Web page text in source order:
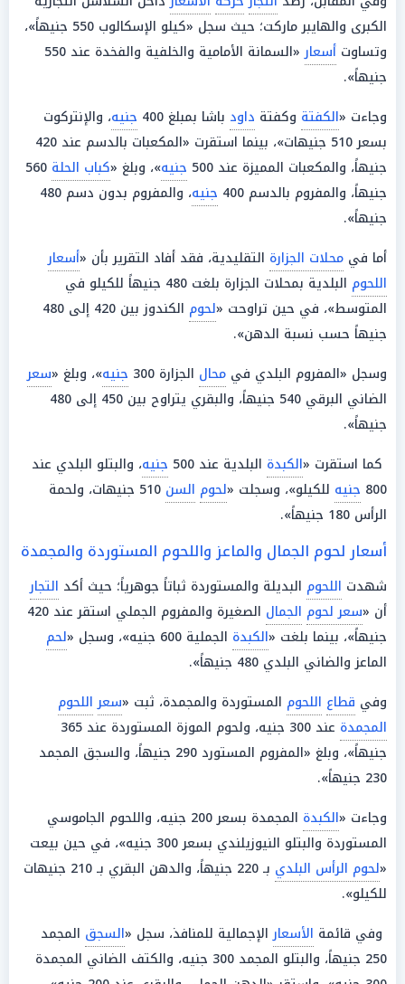
الكبرى والهايبر ماركت؛ حيث سجل «كيلو الإسكالوب 550 جنيهاً»،
وتساوت أسعار
«السمانة الأمامية والخلفية والفخدة عند 550
جنيهاً».
وجاءت «الكفتة وكفتة داود باشا بمبلغ 400 جنيه، والإنتركوت
بسعر 510 جنيهات»، بينما استقرت «المكعبات بالدسم عند 420
جنيهاً، والمكعبات المميزة عند 500
جنيه»، وبلغ «كباب الحلة 560
جنيهاً، والمفروم بالدسم 400
جنيه
، والمفروم بدون دسم 480
جنيهاً».
أما في محلات الجزارة التقليدية، فقد أفاد التقرير بأن «أسعار
اللحوم
البلدية بمحلات الجزارة بلغت 480 جنيهاً للكيلو في
المتوسط»، في حين تراوحت «لحوم
الكندوز بين 420 إلى 480
جنيهاً حسب نسبة الدهن».
وسجل «المفروم البلدي في محال الجزارة 300 جنيه»، وبلغ «سعر
الضاني البرقي 540 جنيهاً، والبقري يتراوح بين 450 إلى 480
جنيهاً».
كما استقرت «الكبدة البلدية عند 500 جنيه، والبتلو البلدي عند
800 جنيه للكيلو»، وسجلت «لحوم السن
510 جنيهات، ولحمة
الرأس 180 جنيهاً».
أسعار لحوم الجمال والماعز واللحوم المستوردة والمجمدة
شهدت اللحوم البديلة والمستوردة ثباتاً جوهرياً؛ حيث أكد التجار
أن «سعر لحوم الجمال
الصغيرة والمفروم الجملي استقر عند 420
جنيهاً»، بينما بلغت «الكبدة الجملية 600 جنيه»، وسجل «
لحم
الماعز والضاني البلدي 480 جنيهاً».
وفي قطاع اللحوم المستوردة والمجمدة، ثبت «سعر اللحوم
المجمدة
عند 300 جنيه، ولحوم الموزة المستوردة عند 365
جنيهاً»، وبلغ «المفروم المستورد 290 جنيهاً، والسجق المجمد
230 جنيهاً».
وجاءت «الكبدة
المجمدة بسعر 200 جنيه، واللحوم الجاموسي
المستوردة والبتلو النيوزيلندي بسعر 300 جنيه»، في حين بيعت
«لحوم الرأس البلدي
بـ 220 جنيهاً، والدهن البقري بـ 210 جنيهات
للكيلو».
وفي قائمة الأسعارالإجمالية للمنافذ، سجل «السجق المجمد
250 جنيهاً، والبتلو المجمد 300 جنيه، والكتف الضاني المجمدة